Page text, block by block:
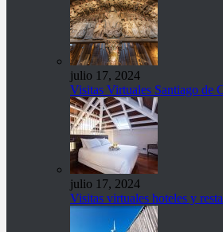
julio 17, 2024
Visitas Virtuales Santiago de
julio 17, 2024
Visitas virtuales hoteles y